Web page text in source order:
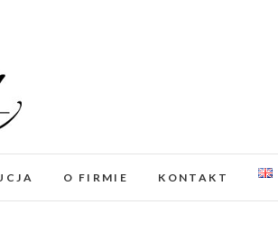
O FIRMIE KONTAKT